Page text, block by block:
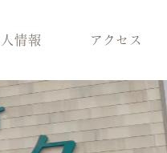
情報 アクセス